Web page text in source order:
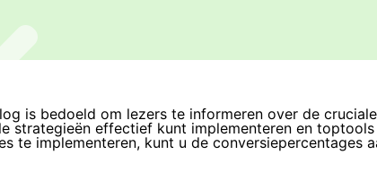
is bedoeld om lezers te informeren over de
strategieën effectief kunt implementeren en
te implementeren, kunt u de conversiepercentages